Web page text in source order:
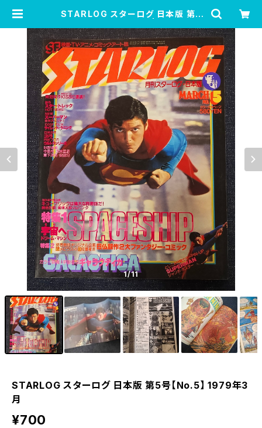
STARLOG スターログ 日本版 第5
d
1/11
STARLOG スターログ 日本版 第5号【No.5】 1979年3
月
¥700